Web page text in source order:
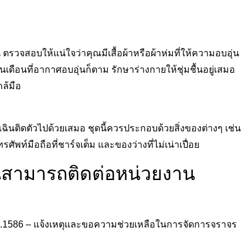
รวจสอบให้แน่ใจว่าคุณมีเสื้อผ้าหรือผ้าห่มที่ให้ความอบอุ่น
ดือนที่อากาศอบอุ่นก็ตาม รักษาร่างกายให้ชุ่มชื้นอยู่เสมอ
ล้มือ
นติดตัวไปด้วยเสมอ ชุดนี้ควรประกอบด้วยสิ่งของต่างๆ เช่น
ศัพท์มือถือที่ชาร์จเต็ม และของว่างที่ไม่เน่าเปื่อย
ามารถติดต่อหน่วยงาน
– แจ้งเหตุและขอความช่วยเหลือในการจัดการจราจร